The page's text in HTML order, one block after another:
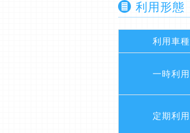
利用形態
利用車種
一時利用
定期利用